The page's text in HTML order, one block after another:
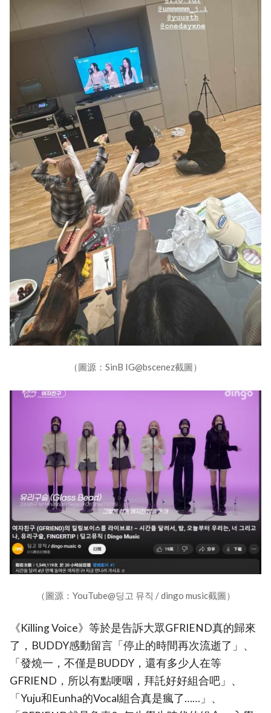
（圖源：SinB IG@bscenez截圖）
（圖源：YouTube@딩고 뮤직 / dingo music截圖）
《Killing Voice》等於是告訴大眾GFRIEND真的歸來
了，BUDDY感動留言「停止的時間再次流逝了」、
「發燒一，不僅是BUDDY，還有多少人在等
GFRIEND，所以有點哽咽，拜託好好組合吧」、
「Yuju和Eunha的Vocal組合真是瘋了……」、